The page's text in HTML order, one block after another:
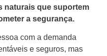
naturais que suportem
a segurança.
com a demanda
e seguros, mas